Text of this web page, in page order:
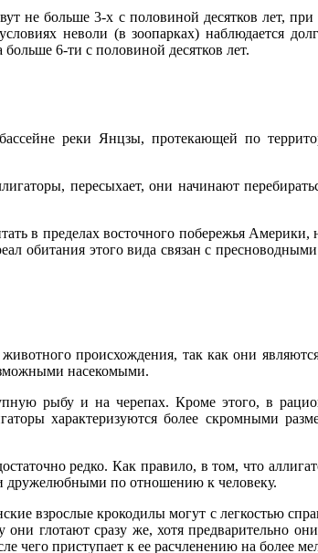
не больше 3-х с половиной десятков лет,
неволи (в зоопарках) наблюдается
6-ти с половиной десятков лет.
реки Янцзы, протекающей по
пересыхает, они начинают
в пределах восточного побережья
обитания этого вида связан с
происхождения, так как они
насекомыми.
рыбу и на черепах. Кроме этого, в
характеризуются более скромными
редко. Как правило, в том, что
дружелюбными по отношению к человеку.
взрослые крокодилы могут с легкостью
глотают сразу же, хотя предварительно
чего приступает к ее расчленению на более